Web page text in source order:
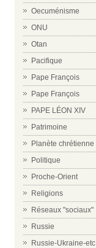
Oecuménisme
ONU
Otan
Pacifique
Pape François
Pape François
PAPE LÉON XIV
Patrimoine
Planète chrétienne
Politique
Proche-Orient
Religions
Réseaux "sociaux"
Russie
Russie-Ukraine-etc